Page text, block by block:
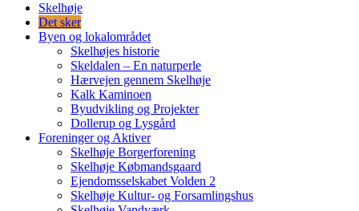
Skelhøje
Det sker
Byen og lokalområdet
Skelhøjes historie
Skeldalen – En naturperle
Hærvejen gennem Skelhøje
Kalk Kaminoen
Byudvikling og Projekter
Dollerup og Lysgård
Foreninger og Aktiver
Skelhøje Borgerforening
Skelhøje Købmandsgaard
Ejendomsselskabet Volden 2
Skelhøje Kultur- og Forsamlingshus